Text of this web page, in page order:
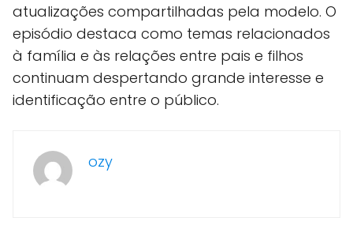
atualizações compartilhadas pela modelo. O
episódio destaca como temas relacionados
à família e às relações entre pais e filhos
continuam despertando grande interesse e
identificação entre o público.
ozy